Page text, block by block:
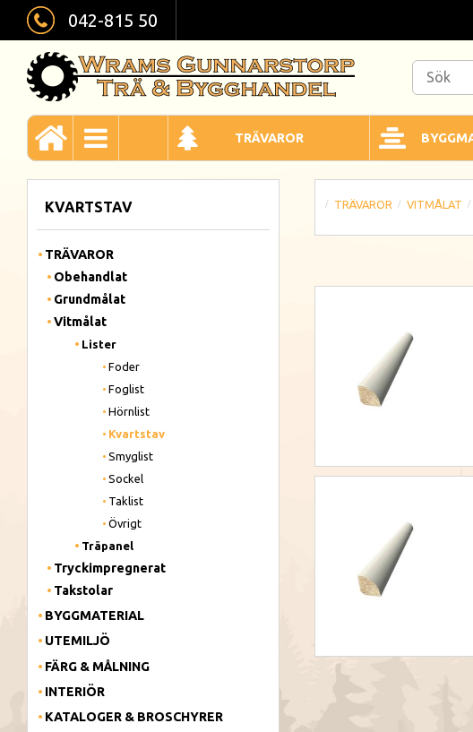
042-815 50
TRÄVAROR
KVARTSTAV TRÄVAROR VITMÅLAT
TRÄVAROR
Obehandlat
Grundmålat
Vitmålat
Lister
Foder
Foglist
Hörnlist
Kvartstav
Smyglist
Sockel
Taklist
Övrigt
Träpanel
Tryckimpregnerat
Takstolar
BYGGMATERIAL
UTEMILJÖ
FÄRG & MÅLNING
INTERIÖR
KATALOGER & BROSCHYRER